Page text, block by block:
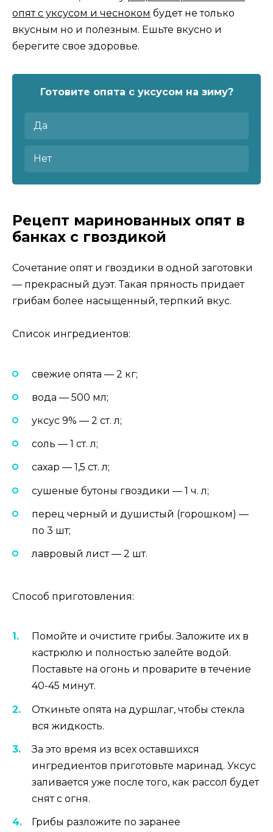
опят с уксусом и чесноком будет не только
вкусным но и полезным. Ешьте вкусно и
берегите свое здоровье.
Готовите опята с уксусом на зиму?
Да
Нет
Рецепт маринованных опят в
банках с гвоздикой
Сочетание опят и гвоздики в одной заготовки
— прекрасный дуэт. Такая пряность придает
грибам более насыщенный, терпкий вкус.
Список ингредиентов:
свежие опята — 2 кг;
вода — 500 мл;
уксус 9% — 2 ст. л;
соль — 1 ст. л;
сахар — 1,5 ст. л;
сушеные бутоны гвоздики — 1 ч. л;
перец черный и душистый (горошком) —
по 3 шт;
лавровый лист — 2 шт.
Способ приготовления:
Помойте и очистите грибы. Заложите их в
кастрюлю и полностью залейте водой.
Поставьте на огонь и проварите в течение
40-45 минут.
Откиньте опята на дуршлаг, чтобы стекла
вся жидкость.
За это время из всех оставшихся
ингредиентов приготовьте маринад. Уксус
заливается уже после того, как рассол будет
снят с огня.
Грибы разложите по заранее